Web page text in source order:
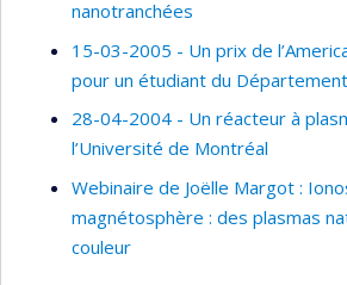
nanotranchées
15-03-2005 - Un prix de
pour un étudiant du
28-04-2004 - Un réacteur à
l’Université de Montréal
Webinaire de Joëlle Margot :
magnétosphère : des plasmas
couleur